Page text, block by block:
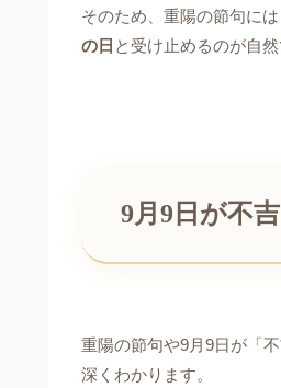
そのため、重陽の節句に
の日 と受け止めるのが自然
9月9日が不
重陽の節句や9月9日が「
深くわかります。